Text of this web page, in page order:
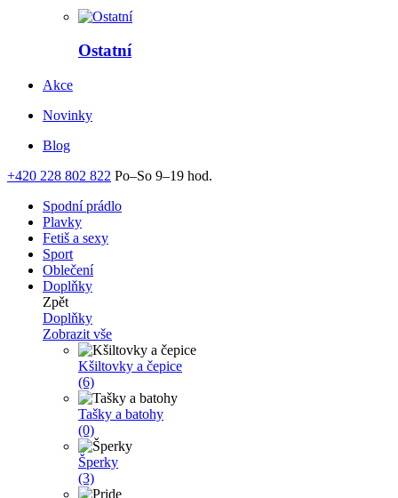
Ostatní
Akce
Novinky
Blog
+420 228 802 822 Po–So 9–19 hod.
Spodní prádlo
Plavky
Fetiš a sexy
Sport
Oblečení
Doplňky
Zpět
Doplňky
Zobrazit vše
Kšiltovky a čepice
(6)
Tašky a batohy
(0)
Šperky
(3)